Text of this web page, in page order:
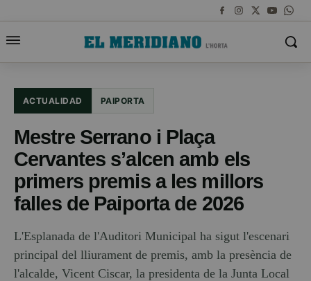
ACTUALIDAD PAIPORTA
Mestre Serrano i Plaça
Cervantes s’alcen amb els
primers premis a les millors
falles de Paiporta de 2026
L'Esplanada de l'Auditori Municipal ha sigut l'escenari
principal del lliurament de premis, amb la presència de
l'alcalde, Vicent Ciscar, la presidenta de la Junta Local